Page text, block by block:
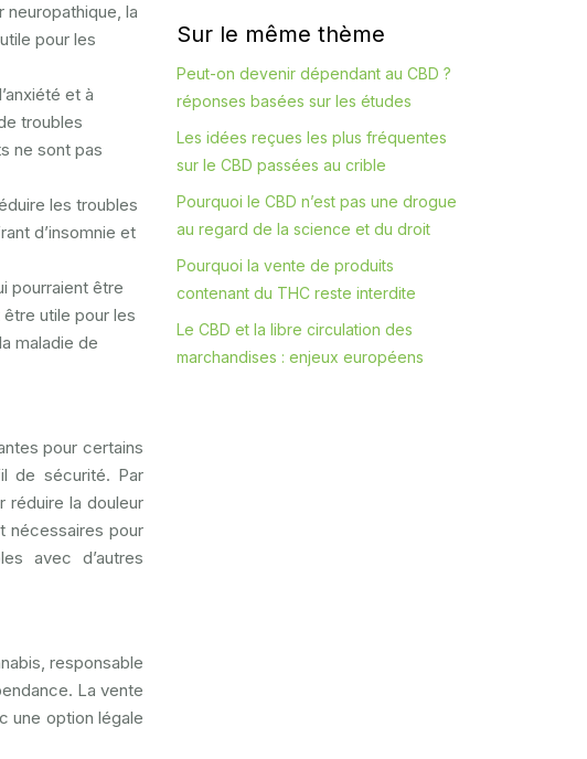
la
pour les
et à
troubles
ne sont pas
les troubles
d’insomnie et
pourraient être
utile pour les
maladie de
pour certains
de sécurité. Par
réduire la douleur
nécessaires pour
avec d’autres
responsable
La vente
une option légale
Sur le même thème
Peut-on devenir dépendant au CBD ?
réponses basées sur les études
Les idées reçues les plus fréquentes
sur le CBD passées au crible
Pourquoi le CBD n’est pas une drogue
au regard de la science et du droit
Pourquoi la vente de produits
contenant du THC reste interdite
Le CBD et la libre circulation des
marchandises : enjeux européens